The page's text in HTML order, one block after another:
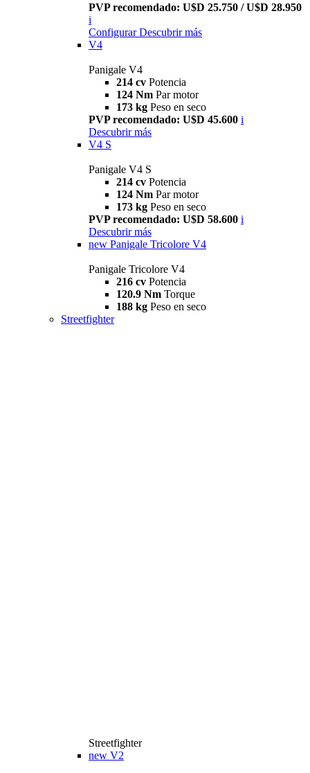
PVP recomendado: U$D 25.750 / U$D 28.950
i
Configurar Descubrir más
V4
Panigale V4
214 cv Potencia
124 Nm Par motor
173 kg Peso en seco
PVP recomendado: U$D 45.600 i
Descubrir más
V4 S
Panigale V4 S
214 cv Potencia
124 Nm Par motor
173 kg Peso en seco
PVP recomendado: U$D 58.600 i
Descubrir más
new Panigale Tricolore V4
Panigale Tricolore V4
216 cv Potencia
120.9 Nm Torque
188 kg Peso en seco
Streetfighter
Streetfighter
new V2